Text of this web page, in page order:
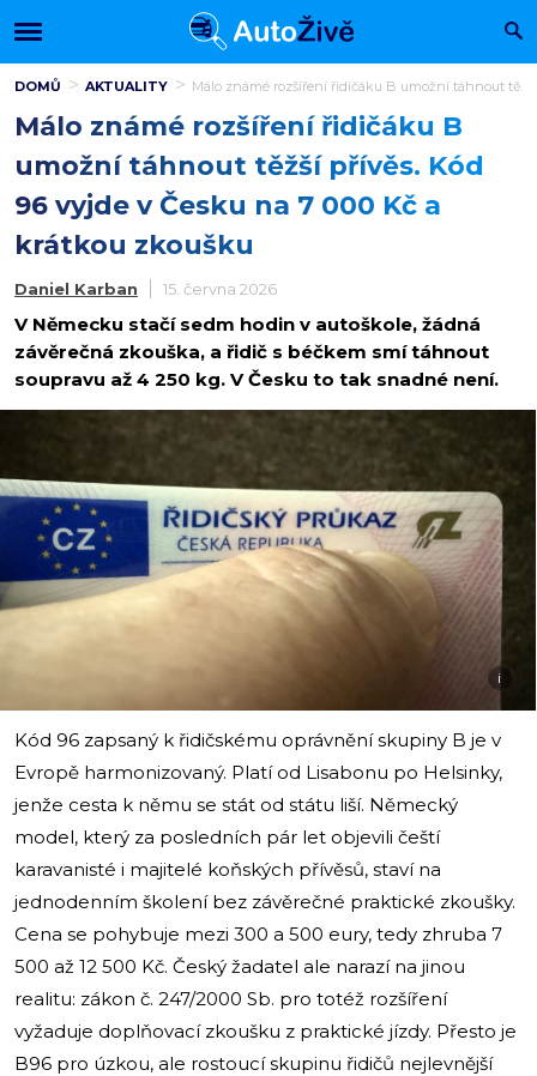
DOMŮ AKTUALITY Málo známé rozšíření řidičáku B umožní táhnout
Málo známé rozšíření řidičáku B
umožní táhnout těžší přívěs. Kód
96 vyjde v Česku na 7 000 Kč a
krátkou zkoušku
Daniel Karban 15. června 2026
V Německu stačí sedm hodin v autoškole, žádná
závěrečná zkouška, a řidič s béčkem smí táhnout
soupravu až 4 250 kg. V Česku to tak snadné není.
i
Kód 96 zapsaný k řidičskému oprávnění skupiny B je v
Evropě harmonizovaný. Platí od Lisabonu po Helsinky,
jenže cesta k němu se stát od státu liší. Německý
model, který za posledních pár let objevili čeští
karavanisté i majitelé koňských přívěsů, staví na
jednodenním školení bez závěrečné praktické zkoušky.
Cena se pohybuje mezi 300 a 500 eury, tedy zhruba 7
500 až 12 500 Kč. Český žadatel ale narazí na jinou
realitu: zákon č. 247/2000 Sb. pro totéž rozšíření
vyžaduje doplňovací zkoušku z praktické jízdy. Přesto je
B96 pro úzkou, ale rostoucí skupinu řidičů nejlevnější